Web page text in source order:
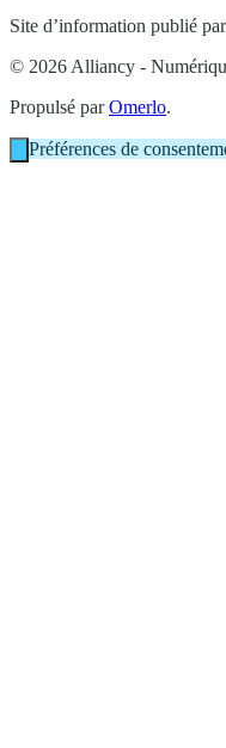
Site d’information publié
© 2026 Alliancy -
Propulsé parOmerlo.
Préférences de